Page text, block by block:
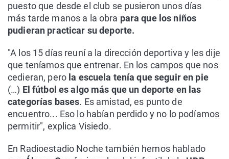
puesto que desde el club se pusieron unos días
más tarde manos a la obra para que los niños
pudieran practicar su deporte.
"A los 15 días reuní a la dirección deportiva y les dije
que teníamos que entrenar. En los campos que nos
cedieran, perola escuela tenía que seguir en pie
(…) El fútbol es algo más que un deporte en las
categorías bases. Es amistad, es punto de
encuentro... Eso lo habían perdido y no lo podíamos
permitir", explica Visiedo.
En Radioestadio Noche también hemos hablado